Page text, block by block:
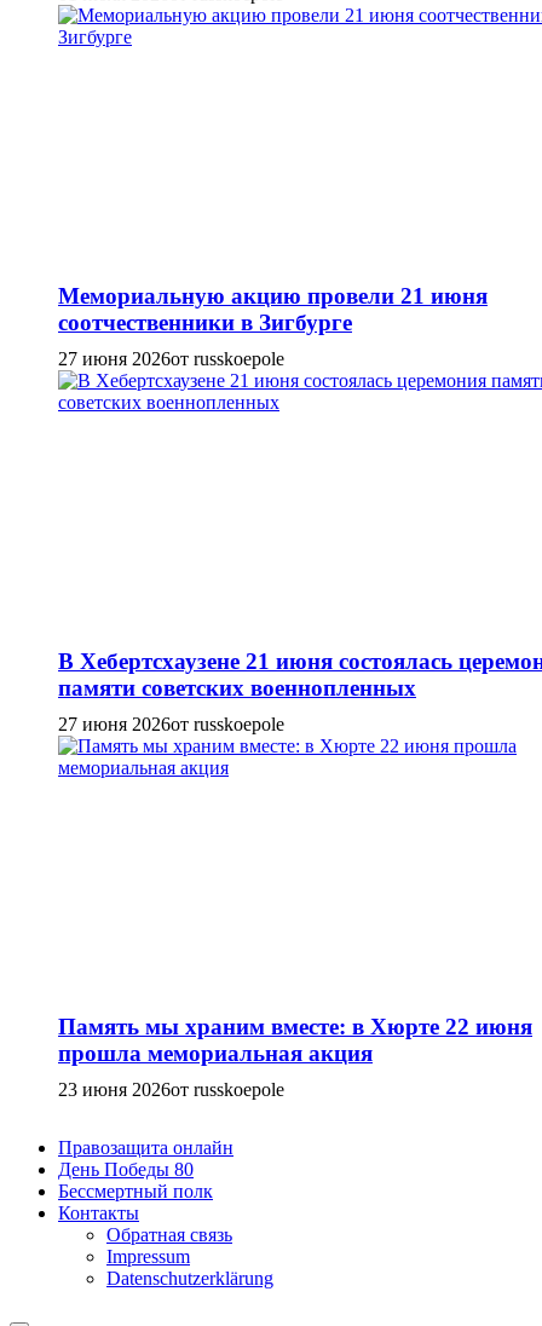
Мемориальную акцию провели 21 июня
соотчественники в Зигбурге
27 июня 2026от russkoepole
В Хебертсхаузене 21 июня состоялась
памяти советских военнопленных
27 июня 2026от russkoepole
Память мы храним вместе: в Хюрте 22 июня
прошла мемориальная акция
23 июня 2026от russkoepole
Правозащита онлайн
День Победы 80
Бессмертный полк
Контакты
Обратная связь
Impressum
Datenschutzerklärung